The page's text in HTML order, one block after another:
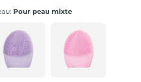
Pour peau mixte